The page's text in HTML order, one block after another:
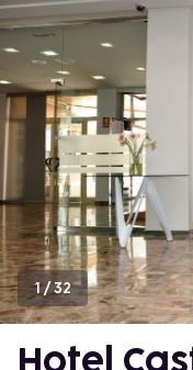
1/32
Hotel